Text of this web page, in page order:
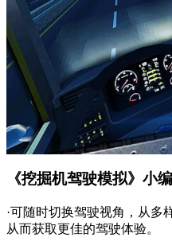
《挖掘机驾驶模拟》小
·可随时切换驾驶视角，从多
从而获取更佳的驾驶体验。